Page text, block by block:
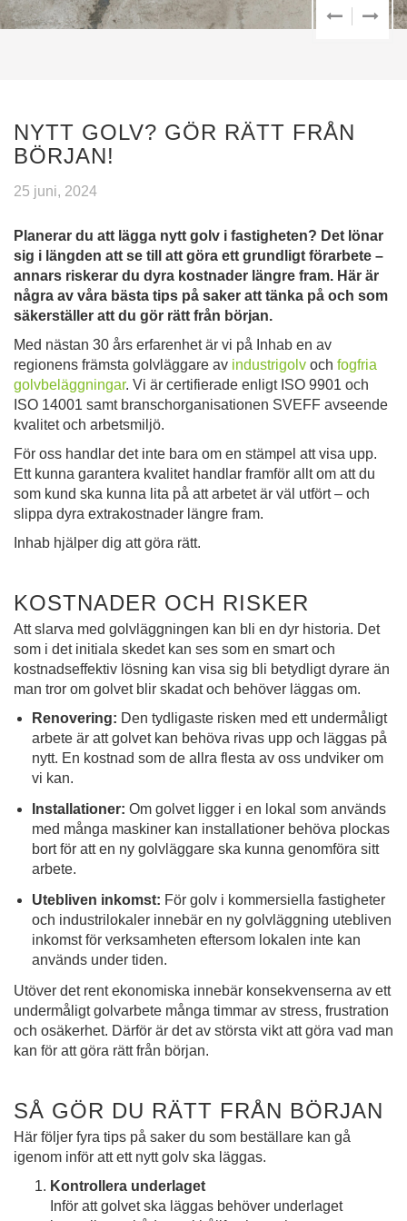
NYTT GOLV? GÖR RÄTT FRÅN
BÖRJAN!
25 juni, 2024
Planerar du att lägga nytt golv i fastigheten? Det lönar
sig i längden att se till att göra ett grundligt förarbete –
annars riskerar du dyra kostnader längre fram. Här är
några av våra bästa tips på saker att tänka på och som
säkerställer att du gör rätt från början.
Med nästan 30 års erfarenhet är vi på Inhab en av
regionens främsta golvläggare av industrigolv och fogfria
golvbeläggningar. Vi är certifierade enligt ISO 9901 och
ISO 14001 samt branschorganisationen SVEFF avseende
kvalitet och arbetsmiljö.
För oss handlar det inte bara om en stämpel att visa upp.
Ett kunna garantera kvalitet handlar framför allt om att du
som kund ska kunna lita på att arbetet är väl utfört – och
slippa dyra extrakostnader längre fram.
Inhab hjälper dig att göra rätt.
KOSTNADER OCH RISKER
Att slarva med golvläggningen kan bli en dyr historia. Det
som i det initiala skedet kan ses som en smart och
kostnadseffektiv lösning kan visa sig bli betydligt dyrare än
man tror om golvet blir skadat och behöver läggas om.
Renovering: Den tydligaste risken med ett undermåligt
arbete är att golvet kan behöva rivas upp och läggas på
nytt. En kostnad som de allra flesta av oss undviker om
vi kan.
Installationer: Om golvet ligger i en lokal som används
med många maskiner kan installationer behöva plockas
bort för att en ny golvläggare ska kunna genomföra sitt
arbete.
Utebliven inkomst: För golv i kommersiella fastigheter
och industrilokaler innebär en ny golvläggning utebliven
inkomst för verksamheten eftersom lokalen inte kan
används under tiden.
Utöver det rent ekonomiska innebär konsekvenserna av ett
undermåligt golvarbete många timmar av stress, frustration
och osäkerhet. Därför är det av största vikt att göra vad man
kan för att göra rätt från början.
SÅ GÖR DU RÄTT FRÅN BÖRJAN
Här följer fyra tips på saker du som beställare kan gå
igenom inför att ett nytt golv ska läggas.
Kontrollera underlaget
Inför att golvet ska läggas behöver underlaget